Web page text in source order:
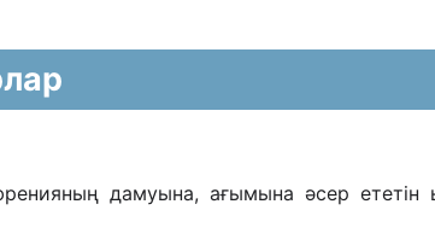
дамуына, ағымына əсер ететін